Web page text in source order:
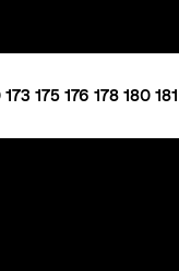
173 175 176 178 180 181